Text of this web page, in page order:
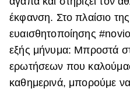
έκφανση. Στο πλαίσιο της
ευαισθητοποίησης
εξής μήνυμα: Μπροστά
ερωτήσεων που
καθημερινά, μπορούμε